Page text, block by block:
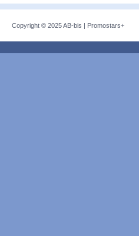
Copyright © 2025AB-bis Promostars+